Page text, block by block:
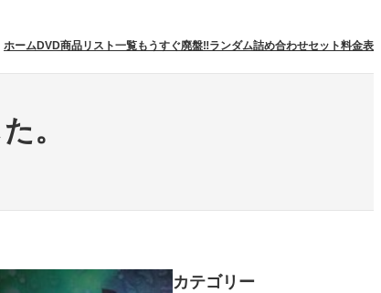
ホームDVD商品リスト一覧もうすぐ廃盤‼ランダム詰め合わせセット料金表
。
カテゴリー